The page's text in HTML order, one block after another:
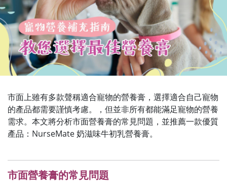
市面上雖有多款聲稱適合寵物的營養膏，選擇適合自己寵物
的產品都需要謹慎考慮。，但並非所有都能滿足寵物的營養
需求。​本文將分析市面營養膏的常見問題，並推薦一款優質
產品：NurseMate 奶滋味牛初乳營養膏。
市面營養膏的常見問題